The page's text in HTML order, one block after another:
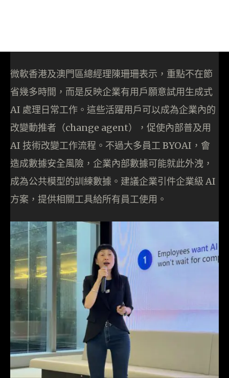
微軟香港及澳門區總經理陳珊珊表示，重點不在節
省幾多時間，而是反映企業有用戶願意試用生成式
AI 處理日常工作。這些活躍用戶可以成為企業內的
改變動推者（change agent），促使內部普及用
AI 技術改變工作流程。不過大多員工 BYOAI，會
造成數據安全風險，企業內部數據可能就此外洩，
成為公共模型的訓練數據。建議企業引件企業級 AI
方案，提供相關工具給所有員工使用。